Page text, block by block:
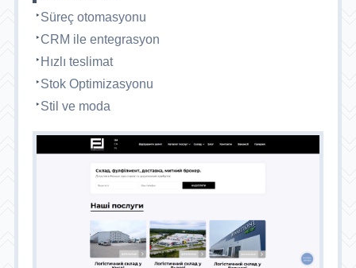
Süreç otomasyonu
CRM ile entegrasyon
Hızlı teslimat
Stok Optimizasyonu
Stil ve moda